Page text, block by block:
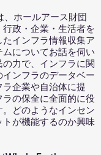
ホールアース財団
政・企業・生活者を
インフラ情報収集ア
についてお話を伺い
力で、インフラに関
ンフラのデータベー
企業や自治体に提
の保全に全面的に役
どのようなインセン
が機能するのか興味